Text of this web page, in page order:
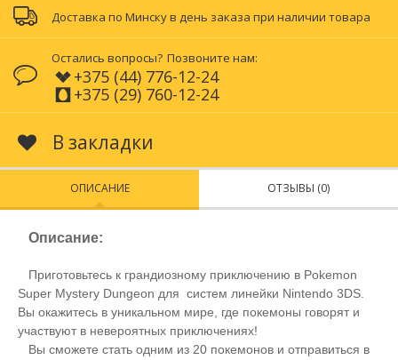
Доставка по Минску в день заказа при наличии товара
Остались вопросы? Позвоните нам:
+375 (44) 776-12-24
+375 (29) 760-12-24
В закладки
ОПИСАНИЕ ОТЗЫВЫ (0)
Описание:
Приготовьтесь к грандиозному приключению в Pokemon
Super Mystery Dungeon для систем линейки Nintendo 3DS.
Вы окажитесь в уникальном мире, где покемоны говорят и
участвуют в невероятных приключениях!
Вы сможете стать одним из 20 покемонов и отправиться в